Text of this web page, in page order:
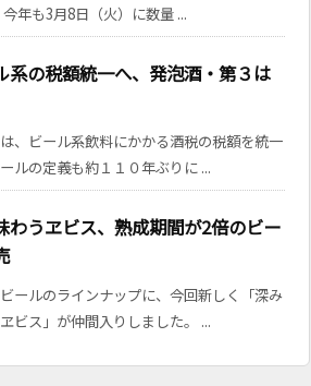
今年も3月8日（火）に数量 ...
系の税額統一へ、発泡酒・第３は
、ビール系飲料にかかる酒税の税額を統一
ルの定義も約１１０年ぶりに ...
わうヱビス、熟成期間が2倍のビー
ールのラインナップに、今回新しく「深み
ビス」が仲間入りしました。 ...